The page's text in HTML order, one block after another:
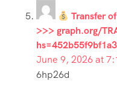
Transfer
>>> graph.org/
June 9, 2026 at
6hp26d